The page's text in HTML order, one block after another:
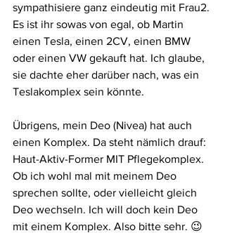
sympathisiere ganz eindeutig mit Frau2.
Es ist ihr sowas von egal, ob Martin
einen Tesla, einen 2CV, einen BMW
oder einen VW gekauft hat. Ich glaube,
sie dachte eher darüber nach, was ein
Teslakomplex sein könnte.
Übrigens, mein Deo (Nivea) hat auch
einen Komplex. Da steht nämlich drauf:
Haut-Aktiv-Former MIT Pflegekomplex.
Ob ich wohl mal mit meinem Deo
sprechen sollte, oder vielleicht gleich
Deo wechseln. Ich will doch kein Deo
mit einem Komplex. Also bitte sehr. 😉